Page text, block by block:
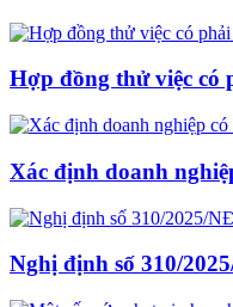
Hợp đồng thử việc có
Xác định doanh
Nghị định số 310/